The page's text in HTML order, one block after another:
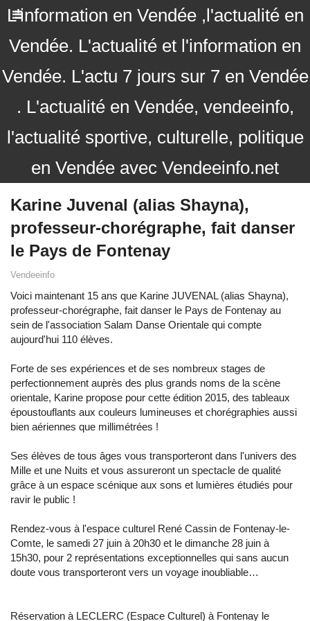
L'information en Vendée ,l'actualité en
Vendée. L'actualité et l'information en
Vendée. L'actu 7 jours sur 7 en Vendée
. L'actualité en Vendée, vendeeinfo,
l'actualité sportive, culturelle, politique
en Vendée avec Vendeeinfo.net
Karine Juvenal (alias Shayna),
professeur-chorégraphe, fait danser
le Pays de Fontenay
Vendeeinfo
Voici maintenant 15 ans que Karine JUVENAL (alias Shayna),
professeur-chorégraphe, fait danser le Pays de Fontenay au
sein de l'association Salam Danse Orientale qui compte
aujourd'hui 110 élèves.
Forte de ses expériences et de ses nombreux stages de
perfectionnement auprès des plus grands noms de la scène
orientale, Karine propose pour cette édition 2015, des tableaux
époustouflants aux couleurs lumineuses et chorégraphies aussi
bien aériennes que millimétrées !
Ses élèves de tous âges vous transporteront dans l'univers des
Mille et une Nuits et vous assureront un spectacle de qualité
grâce à un espace scénique aux sons et lumières étudiés pour
ravir le public !
Rendez-vous à l'espace culturel René Cassin de Fontenay-le-
Comte, le samedi 27 juin à 20h30 et le dimanche 28 juin à
15h30, pour 2 représentations exceptionnelles qui sans aucun
doute vous transporteront vers un voyage inoubliable…
Réservation à LECLERC (Espace Culturel) à Fontenay le